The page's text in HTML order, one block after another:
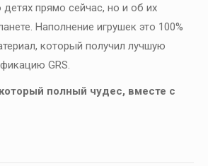
прямо сейчас, но и об их
Наполнение игрушек это 100%
который получил лучшую
GRS.
полный чудес, вместе с